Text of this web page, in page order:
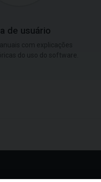
de usuário
do uso do software.